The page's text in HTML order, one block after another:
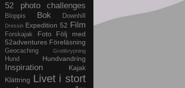
52 photo challenges
Bloppis Bok Downhill
Dressin Expedition 52 Film
Forskajak Foto
Följ med
52adventures Föreläsning
Geocaching Grottkrypning
Hund Hundvandring
Inspiration
Kajak
Klättring Livet i stort